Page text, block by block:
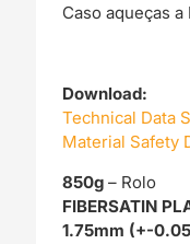
Caso aqueças
Download:
Technical Data
Material Safety
850g – Rolo
FIBERSATIN
1.75mm (+-